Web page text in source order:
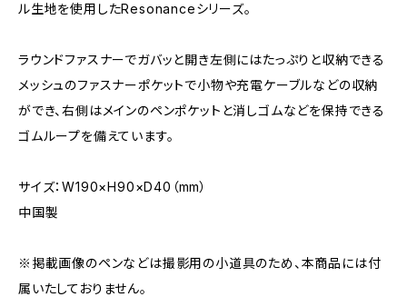
ル生地を使用したResonanceシリーズ。
ラウンドファスナーでガバッと開き左側にはたっぷりと収納できる
メッシュのファスナーポケットで小物や充電ケーブルなどの収納
ができ、右側はメインのペンポケットと消しゴムなどを保持できる
ゴムループを備えています。
サイズ：W190×H90×D40（mm）
中国製
※掲載画像のペンなどは撮影用の小道具のため、本商品には付
属いたしておりません。